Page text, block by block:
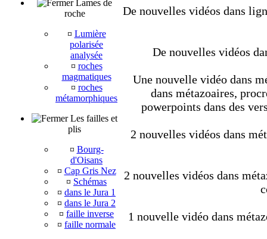
Lames de
roche
¤ Lumière
polarisée
analysée
¤ roches
magmatiques
¤ roches
métamorphiques
Les failles et
plis
¤ Bourg-
d'Oisans
¤ Cap Gris Nez
¤ Schémas
¤ dans le Jura 1
¤ dans le Jura 2
¤ faille inverse
¤ faille normale
De nouvelles vidéos dans
De nouvelles vidéos
Une nouvelle vidéo dans
dans métazoaires,
powerpoints dans des
2 nouvelles vidéos dans
2 nouvelles vidéos dans
1 nouvelle vidéo dans